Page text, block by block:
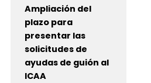
Ampliación del
plazo para
presentar las
solicitudes de
ayudas de guión al
ICAA